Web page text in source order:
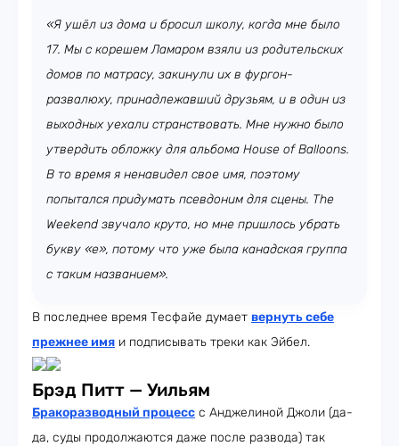
«Я ушёл из дома и бросил школу, когда мне было
17. Мы с корешем Ламаром взяли из родительских
домов по матрасу, закинули их в фургон-
развалюху, принадлежавший друзьям, и в один из
выходных уехали странствовать. Мне нужно было
утвердить обложку для альбома House of Balloons.
В то время я ненавидел свое имя, поэтому
попытался придумать псевдоним для сцены. The
Weekend звучало круто, но мне пришлось убрать
букву «e», потому что уже была канадская группа
с таким названием».
В последнее время Тесфайе думает вернуть себе
прежнее имя и подписывать треки как Эйбел.
Брэд Питт — Уильям
Бракоразводный процесс с Анджелиной Джоли (да-
да, суды продолжаются даже после развода) так